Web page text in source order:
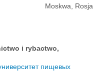
Moskwa, Rosja
i rybactwo,
пищевых